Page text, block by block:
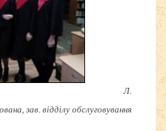
Л.
зав. відділу обслуговування